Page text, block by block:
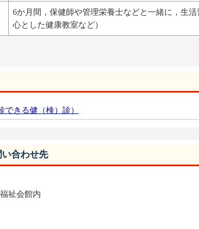
6か月間，保健師や管理栄養士などと一緒に，生
心とした健康教室など）
きる健（検）診）
合わせ先
祉会館内